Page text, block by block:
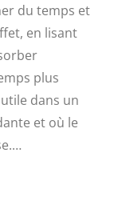
du temps et
en lisant
plus
dans un
et où le